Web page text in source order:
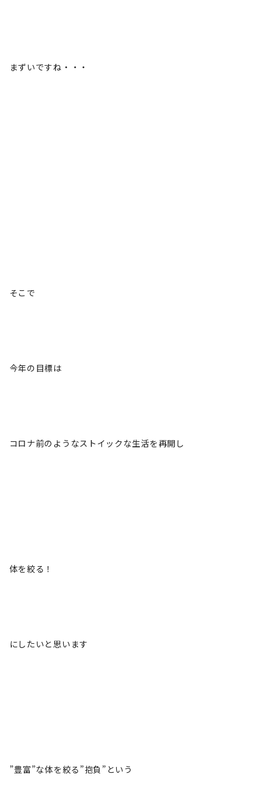
まずいですね・・・
そこで
今年の目標は
コロナ前のようなストイックな生活を再開し
体を絞る！
にしたいと思います
”豊富”な体を絞る”抱負”という